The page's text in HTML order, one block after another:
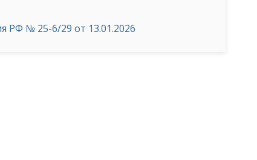
РФ № 25-6/29 от 13.01.2026